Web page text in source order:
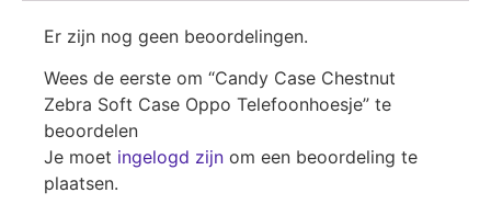
Er zijn nog geen beoordelingen.
Wees de eerste om “Candy Case Chestnut
Zebra Soft Case Oppo Telefoonhoesje” te
beoordelen
Je moet ingelogd zijn om een beoordeling te
plaatsen.